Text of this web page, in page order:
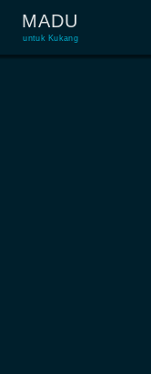
MADU
untuk Kukang